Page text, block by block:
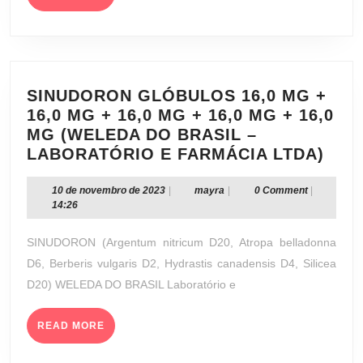
MORE
SINUDORON GLÓBULOS 16,0 MG +
16,0 MG + 16,0 MG + 16,0 MG + 16,0
MG (WELEDA DO BRASIL –
LABORATÓRIO E FARMÁCIA LTDA)
16,0
MG
10 de novembro de 202310
novembro
2023
mayra mayra 0 Comment
14:26
SINUDORON (Argentum nitricum D20, Atropa belladonna
D6, Berberis vulgaris D2, Hydrastis canadensis D4, Silicea
D20) WELEDA DO BRASIL Laboratório e
READ MORE READ
MORE